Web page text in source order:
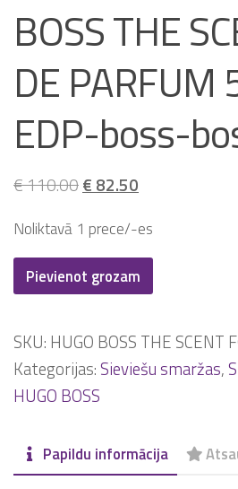
BOSS THE
DE PARFUM
EDP-boss-
€110.00Original
was:
€ 110.00.
€ 82.50
is:
€ 82.50.
Noliktavā 1 prece/-es
BOSS
THE
EAU
DE
PARFUM
ml
Pievienot grozam
SKU: HUGO BOSS THE SCENT
Kategorijas:Sieviešu smaržas,
HUGO BOSS
Papildu informācija